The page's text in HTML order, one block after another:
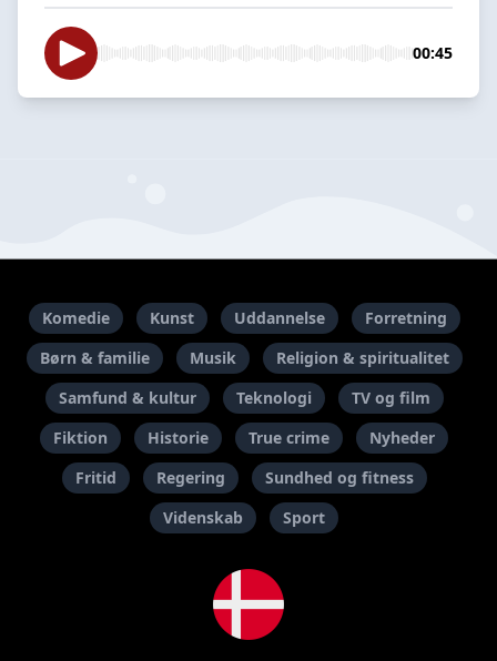
00:45
Komedie Kunst Uddannelse
Forretning
Børn & familie
Musik
Religion & spiritualitet
Samfund & kultur
Teknologi
TV og film
Fiktion
Historie True crime
Nyheder
Fritid
Regering
Sundhed og fitness
Videnskab
Sport